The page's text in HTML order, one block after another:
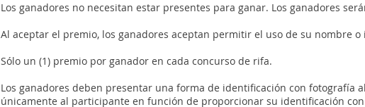
Los ganadores no necesitan estar presentes para ganar. Los ganadores
Al aceptar el premio, los ganadores aceptan permitir el uso de su nombre
Sólo un (1) premio por ganador en cada concurso de rifa.
Los ganadores deben presentar una forma de identificación con fotografía
únicamente al participante en función de proporcionar su identificación